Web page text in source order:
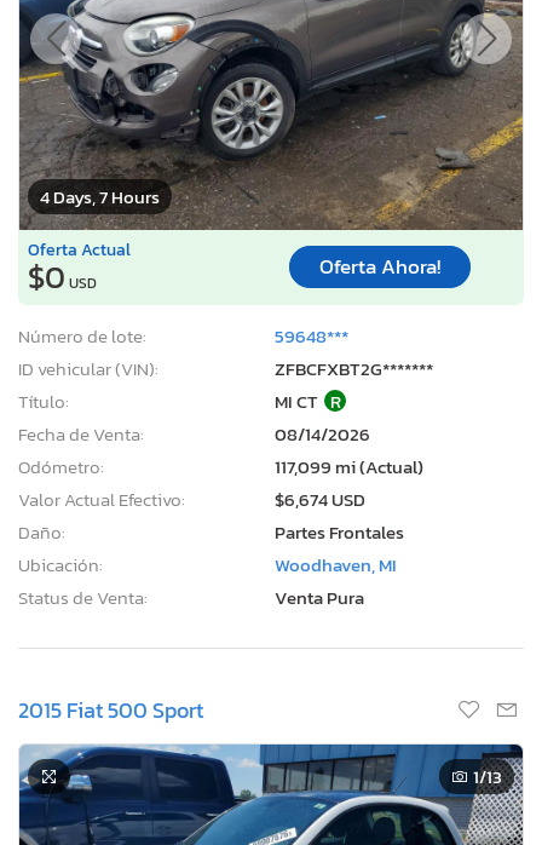
4 Days, 7 Hours
Oferta Actual
$0 USD
Oferta Ahora!
Número de lote:
59648***
ID vehicular (VIN):
ZFBCFXBT2G*******
Título:
MI CT R
Fecha de Venta:
08/14/2026
Odómetro:
117,099 mi (Actual)
Valor Actual Efectivo:
$6,674 USD
Daño:
Partes Frontales
Ubicación:
Woodhaven, MI
Status de Venta:
Venta Pura
2015 Fiat 500 Sport
1/13